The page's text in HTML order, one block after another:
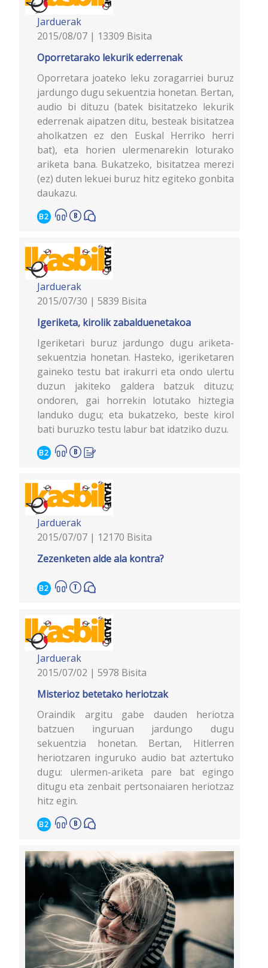
Jarduerak
2015/08/07 | 13309 Bisita
Oporretarako lekurik ederrenak
Oporretara joateko leku zoragarriei buruz
jardungo dugu sekuentzia honetan. Bertan,
audio bi dituzu (batek bisitatzeko lekurik
ederrenak aipatzen ditu, besteak bisitatzea
aholkatzen ez den Euskal Herriko herri
bat), eta horien ulermenarekin loturako
ariketa bana. Bukatzeko, bisitatzea merezi
(ez) duten lekuei buruz hitz egiteko gonbita
daukazu.
B2
Jarduerak
2015/07/30 | 5839 Bisita
Igeriketa, kirolik zabalduenetakoa
Igeriketari buruz jardungo dugu ariketa-
sekuentzia honetan. Hasteko, igeriketaren
gaineko testu bat irakurri eta ondo ulertu
duzun jakiteko galdera batzuk dituzu;
ondoren, gai horrekin lotutako hiztegia
landuko dugu; eta bukatzeko, beste kirol
bati buruzko testu labur bat idatziko duzu.
B2
Jarduerak
2015/07/07 | 12170 Bisita
Zezenketen alde ala kontra?
B2
Jarduerak
2015/07/02 | 5978 Bisita
Misterioz betetako heriotzak
Oraindik argitu gabe dauden heriotza
batzuen inguruan jardungo dugu
sekuentzia honetan. Bertan, Hitlerren
heriotzaren inguruko audio bat aztertuko
dugu: ulermen-ariketa pare bat egingo
ditugu eta zenbait pertsonaiaren heriotzaz
hitz egin.
B2